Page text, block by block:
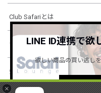
×
Club Safariとは
ショッピングガイド
会社概要・規約
LINE ID連携で欲
欲しい商品の買い逃し
詳し